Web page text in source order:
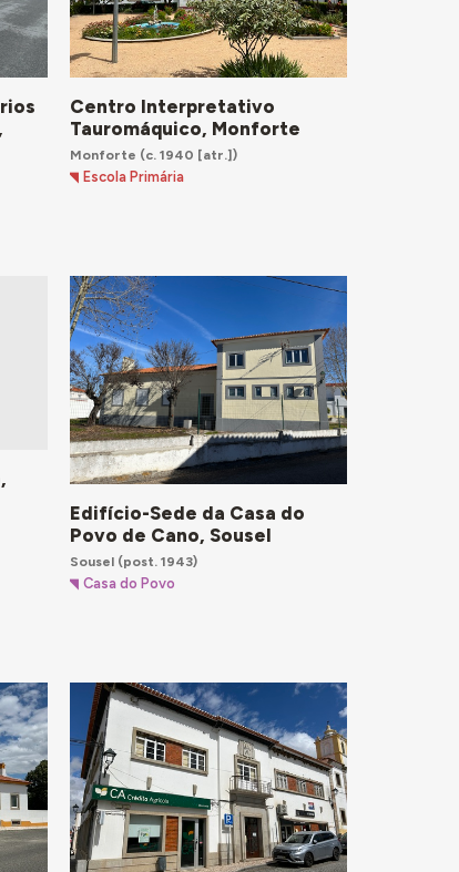
Centro Interpretativo
Tauromáquico, Monforte
Monforte (c. 1940 [atr.])
Escola Primária
Edifício-Sede da Casa do
Povo de Cano, Sousel
Sousel(post. 1943)
Casa do Povo